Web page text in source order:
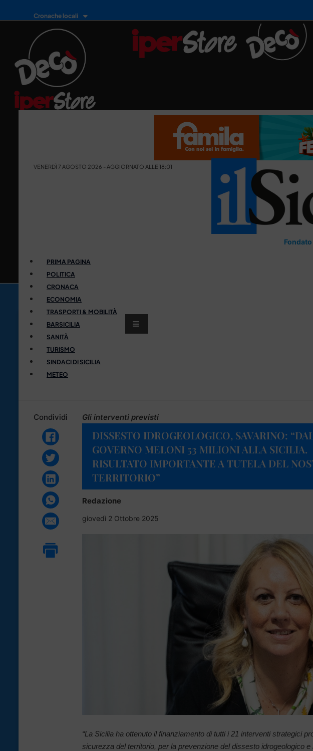
Cronache locali
VENERDÌ 7 AGOSTO 2026 - AGGIORNATO ALLE 18:01
PRIMA PAGINA
POLITICA
CRONACA
ECONOMIA
TRASPORTI & MOBILITÀ
BARSICILIA
SANITÀ
TURISMO
SINDACI DI SICILIA
METEO
Condividi Gli interventi previsti
DISSESTO IDROGEOLOGICO, SAVARINO:
GOVERNO MELONI 53 MILIONI ALLA SICILIA.
RISULTATO IMPORTANTE A TUTELA DEL
TERRITORIO”
Redazione
giovedì 2 Ottobre 2025
“La Sicilia ha ottenuto il finanziamento di tutti i 21 interventi strategici
sicurezza del territorio, per la prevenzione del dissesto idrogeologico